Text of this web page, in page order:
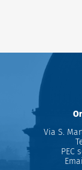
Via S.
PEC